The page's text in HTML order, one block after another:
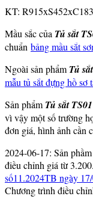
KT:
Mầu sắc của Tủ sắt
chuẩn bảng mầu sắt
Ngoài sản phẩm Tủ
mẫu tủ sắt đựng hồ sơ
Sản phẩm Tủ sắt
vì vậy một số trường
đơn giá, hình ảnh cần
2024-06-17: Sản
điều chỉnh giá từ
số11.2024TB ngày
Chương trình điều